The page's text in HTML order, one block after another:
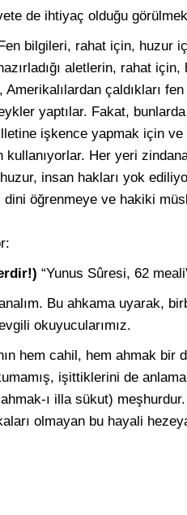
de ihtiyaç olduğu
bilgileri, rahat için, huzur
aletlerin, rahat
çaldıkları
yaptılar. Fakat,
işkence yapmak için
Her yeri
insan hakları yok
öğrenmeye ve hakiki
“Yunus Sûresi, 62
Bu ahkama uyarak,
okuyucularımız.
hem cahil, hem ahmak bir
işittiklerini de
ı illa sükut)
olmayan bu hayali